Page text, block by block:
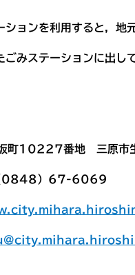
ョンを利用すると，地
みステーションに出し
番地 三原市生
）67-6069